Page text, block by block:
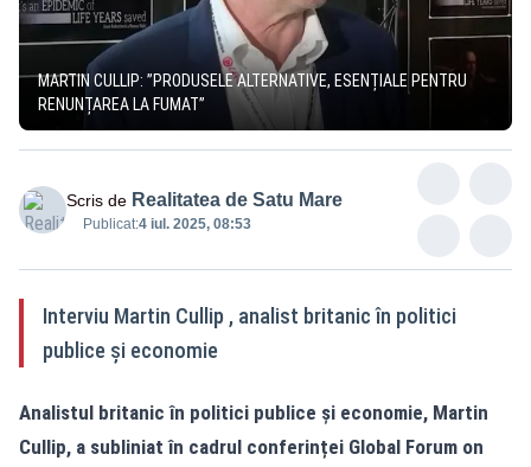
MARTIN CULLIP: ”PRODUSELE ALTERNATIVE, ESENȚIALE PENTRU
RENUNȚAREA LA FUMAT”
Scris de Realitatea de Satu Mare
Publicat:4 iul. 2025, 08:53
Interviu Martin Cullip , analist britanic în politici
publice și economie
Analistul britanic în politici publice și economie, Martin
Cullip, a subliniat în cadrul conferinței Global Forum on